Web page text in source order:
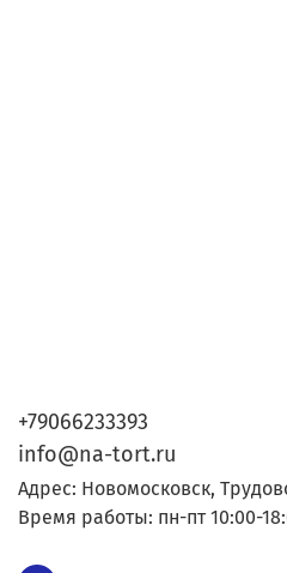
+79066233393
info@na-tort.ru
Адрес: Новомосковск,
Время работы: пн-пт 10:00-